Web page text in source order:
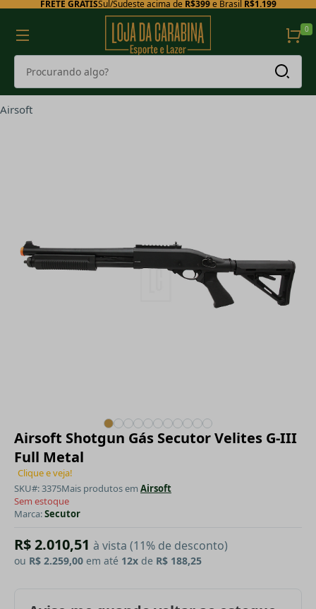
FRETE GRÁTISSul/Sudeste acima de R$399e Brasil R$1.199
0
Airsoft
Airsoft Shotgun Gás Secutor Velites G-III
Full Metal
Clique e veja!
SKU#: 3375Mais produtos em Airsoft
Sem estoque
Marca:Secutor
R$ 2.010,51 à vista (11% de desconto)
ou R$ 2.259,00 em até 12x de R$ 188,25